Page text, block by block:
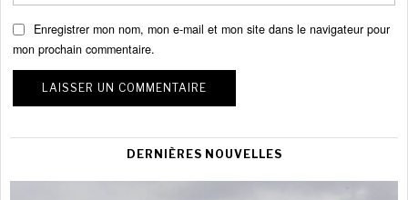
Enregistrer mon nom, mon e-mail et mon site dans le navigateur pour
mon prochain commentaire.
DERNIÈRES NOUVELLES